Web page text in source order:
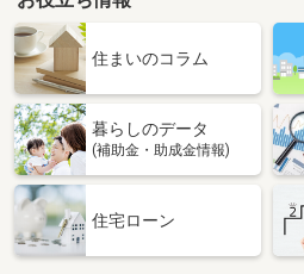
価 格
山形県鶴
専有面積 26.08m²
間取り
山形県鶴岡市小淀川字谷地田
住 所
山形県鶴岡
住まいのコラム
暮らしのデータ
(補助金・助成金情報)
住宅ローン